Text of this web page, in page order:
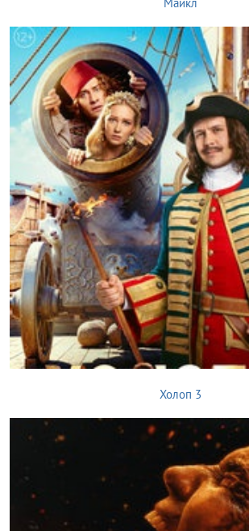
Холоп 3